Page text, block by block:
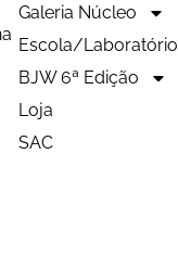
Galeria Núcleo
Escola/Laboratório
BJW 6ª Edição
Loja
SAC